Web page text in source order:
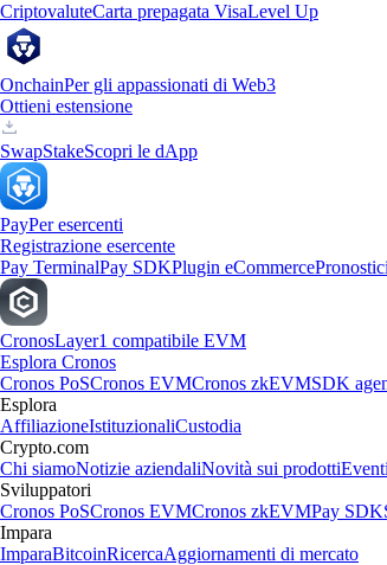
CriptovaluteCarta prepagata VisaLevel Up
OnchainPer gli appassionati di Web3
Ottieni estensione
SwapStakeScopri le dApp
PayPer esercenti
Registrazione esercente
Pay TerminalPay SDKPlugin eCommercePronostici
CronosLayer1 compatibile EVM
Esplora Cronos
Cronos PoSCronos EVMCronos zkEVMSDK
Esplora
AffiliazioneIstituzionaliCustodia
Crypto.com
Chi siamoNotizie aziendaliNovità sui prodottiEventi
Sviluppatori
Cronos PoSCronos EVMCronos zkEVMPay SDK
Impara
ImparaBitcoinRicercaAggiornamenti di mercato